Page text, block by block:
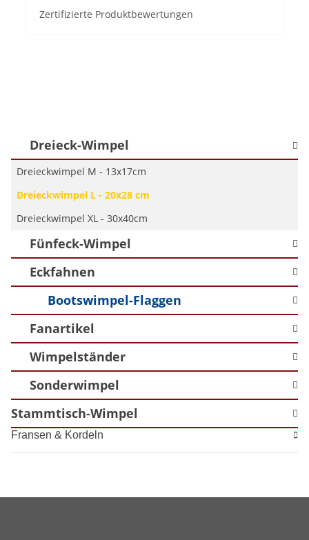
Zertifizierte Produktbewertungen
Dreieck-Wimpel
Dreieckwimpel M - 13x17cm
Dreieckwimpel L - 20x28 cm
Dreieckwimpel XL - 30x40cm
Fünfeck-Wimpel
Eckfahnen
Bootswimpel-Flaggen
Fanartikel
Wimpelständer
Sonderwimpel
Stammtisch-Wimpel
Fransen & Kordeln